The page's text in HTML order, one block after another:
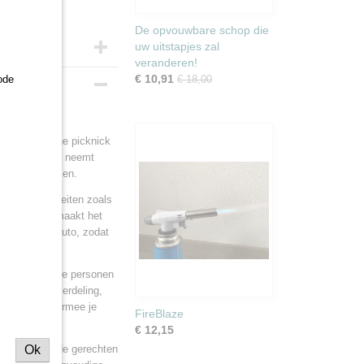
romantische picknick
gezet en neemt
kunt nemen.
buitenactiviteiten zoals
formaat maakt het
zelfs in de auto, zodat
voor twee personen
hitteverdeling,
waarmee je
gegrilde gerechten
De opvouwbare schop die
uw uitstapjes zal
veranderen!
€ 10,91 € 18,00
FireBlaze
€ 12,15
Ok